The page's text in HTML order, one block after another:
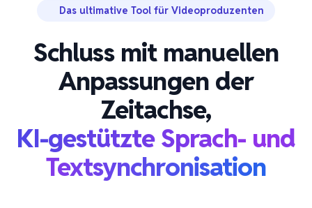
Das ultimative Tool für Videoproduzenten
Schluss mit manuellen
Anpassungen der
Zeitachse,
KI-gestützte Sprach- und
Textsynchronisation